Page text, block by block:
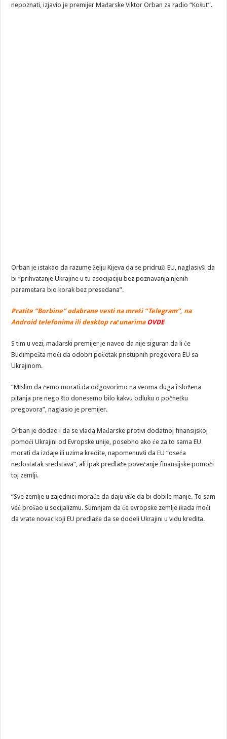
nepoznati, izjavio je premijer Mađarske Viktor Orban za radio “Košut”.
Orban je istakao da razume želju Kijeva da se pridruži EU, naglasivši da
bi “prihvatanje Ukrajine u tu asocijaciju bez poznavanja njenih
parametara bio korak bez presedana”.
Pratite “Borbine” odabrane vesti na mreži “Telegram”, na
Android telefonima ili desktop računarima OVDE
S tim u vezi, mađarski premijer je naveo da nije siguran da li će
Budimpešta moći da odobri početak pristupnih pregovora EU sa
Ukrajinom.
“Mislim da ćemo morati da odgovorimo na veoma duga i složena
pitanja pre nego što donesemo bilo kakvu odluku o počnetku
pregovora”, naglasio je premijer.
Orban je dodao i da se vlada Mađarske protivi dodatnoj finansijskoj
pomoći Ukrajini od Evropske unije, posebno ako će za to sama EU
morati da izdaje ili uzima kredite, napomenuvši da EU “oseća
nedostatak sredstava”, ali ipak predlaže povećanje finansijske pomoći
toj zemlji.
“Sve zemlje u zajednici moraće da daju više da bi dobile manje. To sam
već prošao u socijalizmu. Sumnjam da će evropske zemlje ikada moći
da vrate novac koji EU predlaže da se dodeli Ukrajini u vidu kredita.